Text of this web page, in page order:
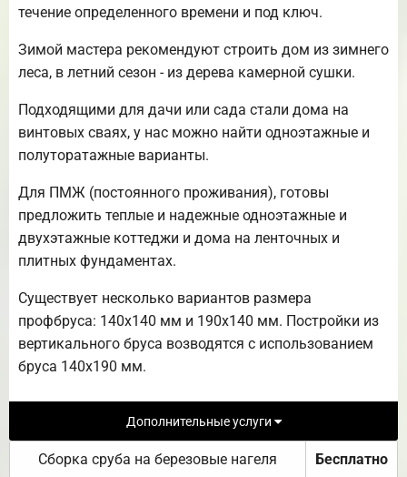
течение определенного времени и под ключ.
Зимой мастера рекомендуют строить дом из зимнего
леса, в летний сезон - из дерева камерной сушки.
Подходящими для дачи или сада стали дома на
винтовых сваях, у нас можно найти одноэтажные и
полуторатажные варианты.
Для ПМЖ (постоянного проживания), готовы
предложить теплые и надежные одноэтажные и
двухэтажные коттеджи и дома на ленточных и
плитных фундаментах.
Существует несколько вариантов размера
профбруса: 140х140 мм и 190х140 мм. Постройки из
вертикального бруса возводятся с использованием
бруса 140х190 мм.
Дополнительные услуги
Сборка сруба на березовые нагеля Бесплатно